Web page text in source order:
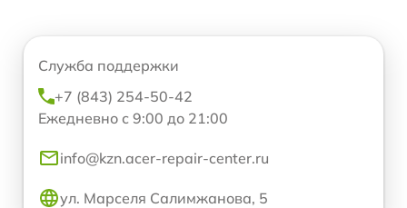
Служба поддержки
+7 (843) 254-50-42
Ежедневно с 9:00 до 21:00
info@kzn.acer-repair-center.ru
ул. Марселя Салимжанова, 5